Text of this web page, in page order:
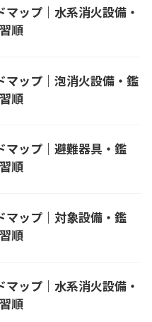
マップ｜水系消火設備・
順
マップ｜泡消火設備・鑑
順
マップ｜避難器具・鑑
順
マップ｜対象設備・鑑
順
マップ｜水系消火設備・
順